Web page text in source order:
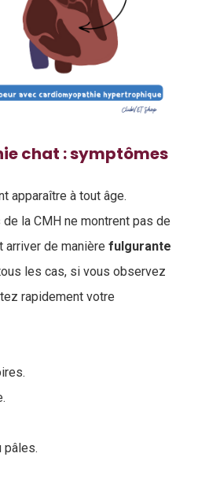
chat : symptômes
apparaître à tout âge.
la CMH ne montrent pas de
de manière fulgurante
les cas, si vous observez
rapidement votre
pâles.